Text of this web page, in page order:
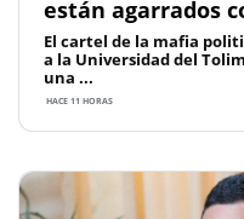
están agarrados
El cartel de la mafia
a la Universidad del
una ...
HACE 11 HORAS